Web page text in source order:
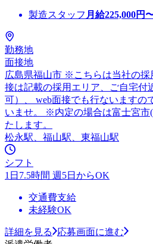
製造スタッフ 月給225,000円
勤務地
面接地
広島県福山市 ※こちらは当社の採
接は記載の採用エリア、ご自宅付
可）、 web面接でも行ないますの
いませ。 ※内定の場合は富士宮市
たします。
松永駅、福山駅、東福山駅
シフト
1日7.5時間 週5日からOK
交通費支給
未経験OK
詳細を見る
応募画面に進む